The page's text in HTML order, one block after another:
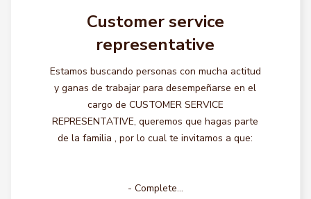
Customer service
representative
Estamos buscando personas con mucha actitud
y ganas de trabajar para desempeñarse en el
cargo de CUSTOMER SERVICE
REPRESENTATIVE, queremos que hagas parte
de la familia , por lo cual te invitamos a que:
- Complete...